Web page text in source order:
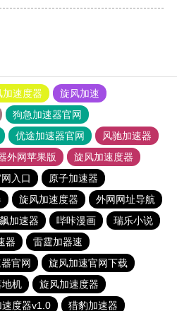
加速度器
旋风加速
狗急加速器官网
优途加速器官网
风驰加速器
外网苹果版
旋风加速度器
入口
原子加速器
旋风加速度器
外网网址导航
加速器 哔咔漫画
瑞乐小说
器
雷霆加器速
官网
旋风加速官网下载
地机
旋风加速度器
度器v1.0 猎豹加速器